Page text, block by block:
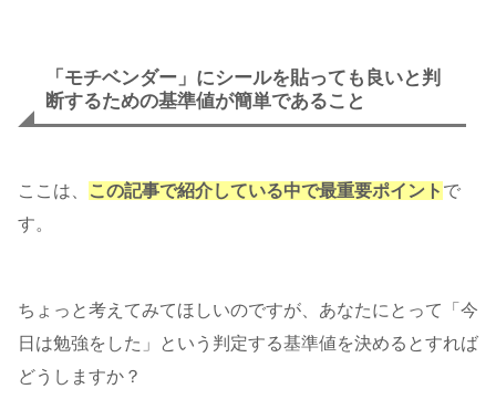
「モチベンダー」にシールを貼っても良いと判
断するための基準値が簡単であること
ここは、 この記事で紹介している中で最重要ポイント で
す。
ちょっと考えてみてほしいのですが、あなたにとって「今
日は勉強をした」という判定する基準値を決めるとすれば
どうしますか？